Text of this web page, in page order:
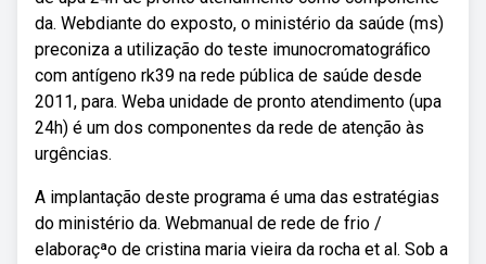
da. Webdiante do exposto, o ministério da saúde (ms)
preconiza a utilização do teste imunocromatográﬁco
com antígeno rk39 na rede pública de saúde desde
2011, para. Weba unidade de pronto atendimento (upa
24h) é um dos componentes da rede de atenção às
urgências.
A implantação deste programa é uma das estratégias
do ministério da. Webmanual de rede de frio /
elaboraçªo de cristina maria vieira da rocha et al. Sob a